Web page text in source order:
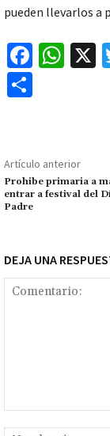
pueden llevarlos a
Fa
o
k
W
p
p
X
p
ar
tir
Artículo anterior
Prohibe primaria a
entrar a festival del
Padre
DEJA UNA